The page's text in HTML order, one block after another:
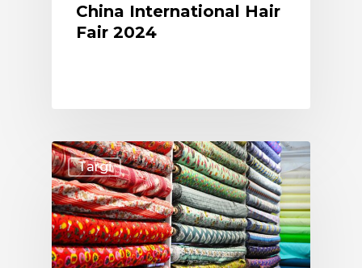
China International Hair
Fair 2024
Targi